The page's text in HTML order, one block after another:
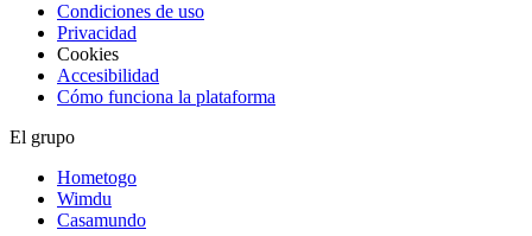
Condiciones de uso
Privacidad
Cookies
Accesibilidad
Cómo funciona la plataforma
El grupo
Hometogo
Wimdu
Casamundo